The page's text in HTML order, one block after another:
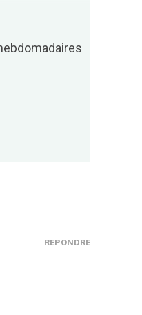
RÉPONDRE